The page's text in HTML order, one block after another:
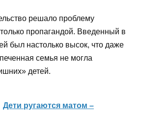
решало проблему
пропагандой. Введенный в
был настолько высок, что даже
семья не могла
детей.
Дети ругаются матом –